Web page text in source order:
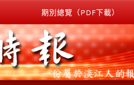
期別總覽（PDF下載）